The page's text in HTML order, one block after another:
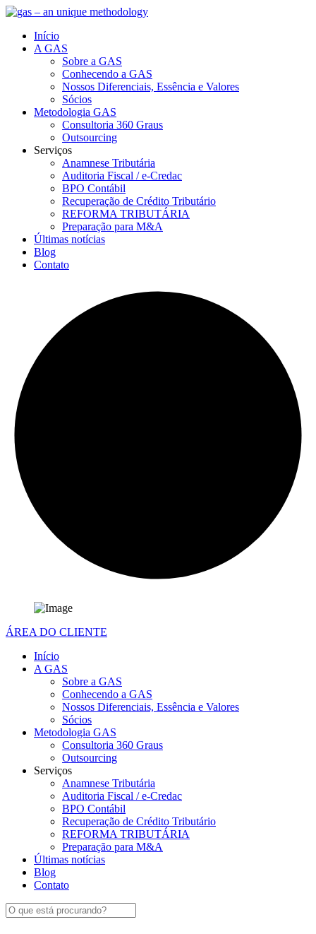
Início
A GAS
Sobre a GAS
Conhecendo a GAS
Nossos Diferenciais, Essência e Valores
Sócios
Metodologia GAS
Consultoria 360 Graus
Outsourcing
Serviços
Anamnese Tributária
Auditoria Fiscal / e-Credac
BPO Contábil
Recuperação de Crédito Tributário
REFORMA TRIBUTÁRIA
Preparação para M&A
Últimas notícias
Blog
Contato
ÁREA DO CLIENTE
Início
A GAS
Sobre a GAS
Conhecendo a GAS
Nossos Diferenciais, Essência e Valores
Sócios
Metodologia GAS
Consultoria 360 Graus
Outsourcing
Serviços
Anamnese Tributária
Auditoria Fiscal / e-Credac
BPO Contábil
Recuperação de Crédito Tributário
REFORMA TRIBUTÁRIA
Preparação para M&A
Últimas notícias
Blog
Contato